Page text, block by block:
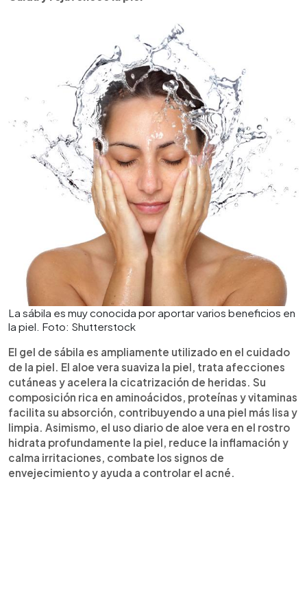
La sábila es muy conocida por aportar varios beneficios en
la piel. Foto: Shutterstock
El gel de sábila es ampliamente utilizado en el cuidado
de la piel. El aloe vera suaviza la piel, trata afecciones
cutáneas y acelera la cicatrización de heridas. Su
composición rica en aminoácidos, proteínas y vitaminas
facilita su absorción, contribuyendo a una piel más lisa y
limpia. Asimismo, el uso diario de aloe vera en el rostro
hidrata profundamente la piel, reduce la inflamación y
calma irritaciones, combate los signos de
envejecimiento y ayuda a controlar el acné.